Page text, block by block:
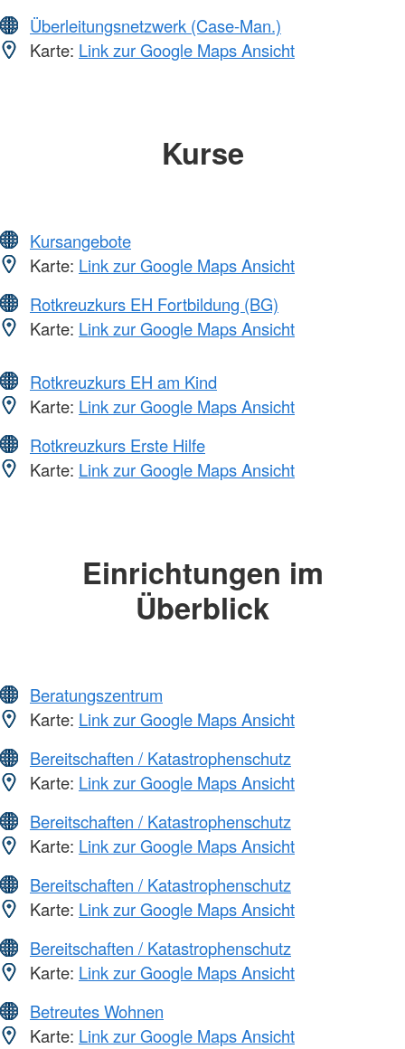
Überleitungsnetzwerk (Case-Man.)
Karte: Link zur Google Maps Ansicht
Kurse
Kursangebote
Karte: Link zur Google Maps Ansicht
Rotkreuzkurs EH Fortbildung (BG)
Karte: Link zur Google Maps Ansicht
Rotkreuzkurs EH am Kind
Karte: Link zur Google Maps Ansicht
Rotkreuzkurs Erste Hilfe
Karte: Link zur Google Maps Ansicht
Einrichtungen im
Überblick
Beratungszentrum
Karte: Link zur Google Maps Ansicht
Bereitschaften / Katastrophenschutz
Karte: Link zur Google Maps Ansicht
Bereitschaften / Katastrophenschutz
Karte: Link zur Google Maps Ansicht
Bereitschaften / Katastrophenschutz
Karte: Link zur Google Maps Ansicht
Bereitschaften / Katastrophenschutz
Karte: Link zur Google Maps Ansicht
Betreutes Wohnen
Karte: Link zur Google Maps Ansicht